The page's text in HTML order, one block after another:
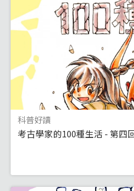
科普好讀
考古學家的100種生活 - 第四